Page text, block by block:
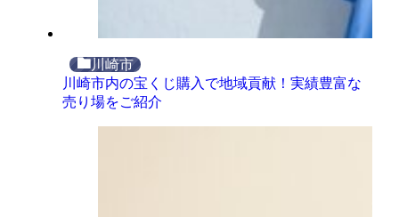
川崎市
川崎市内の宝くじ購入で地域貢献！実績豊富な
売り場をご紹介